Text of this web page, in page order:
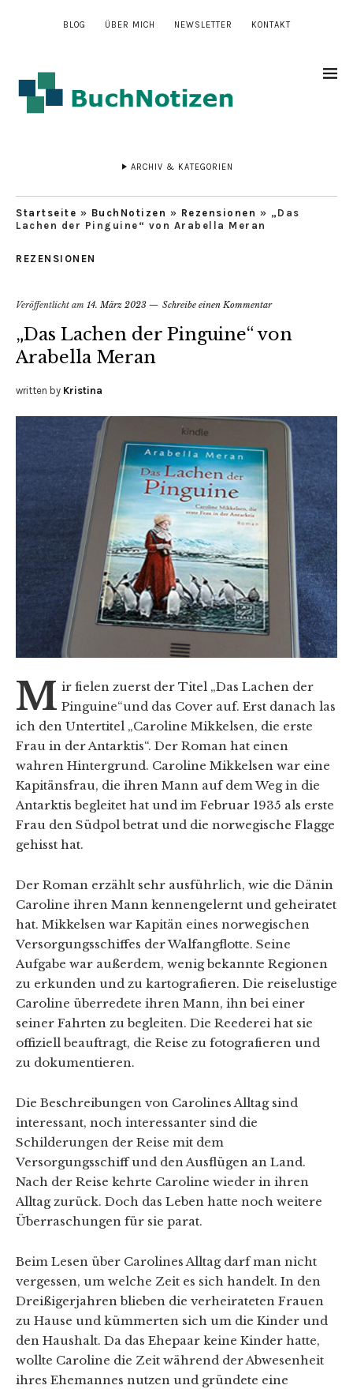
BLOG ÜBER MICH NEWSLETTER KONTAKT
ARCHIV & KATEGORIEN
Startseite » BuchNotizen » Rezensionen » „Das
Lachen der Pinguine“ von Arabella Meran
REZENSIONEN
Veröffentlicht am 14. März 2023 Schreibe einen Kommentar
„Das Lachen der Pinguine“ von
Arabella Meran
written by Kristina
M ir fielen zuerst der Titel „Das Lachen der
Pinguine“und das Cover auf. Erst danach las
ich den Untertitel „Caroline Mikkelsen, die erste
Frau in der Antarktis“. Der Roman hat einen
wahren Hintergrund. Caroline Mikkelsen war eine
Kapitänsfrau, die ihren Mann auf dem Weg in die
Antarktis begleitet hat und im Februar 1935 als erste
Frau den Südpol betrat und die norwegische Flagge
gehisst hat.
Der Roman erzählt sehr ausführlich, wie die Dänin
Caroline ihren Mann kennengelernt und geheiratet
hat. Mikkelsen war Kapitän eines norwegischen
Versorgungsschiffes der Walfangflotte. Seine
Aufgabe war außerdem, wenig bekannte Regionen
zu erkunden und zu kartografieren. Die reiselustige
Caroline überredete ihren Mann, ihn bei einer
seiner Fahrten zu begleiten. Die Reederei hat sie
offiziell beauftragt, die Reise zu fotografieren und
zu dokumentieren.
Die Beschreibungen von Carolines Alltag sind
interessant, noch interessanter sind die
Schilderungen der Reise mit dem
Versorgungsschiff und den Ausflügen an Land.
Nach der Reise kehrte Caroline wieder in ihren
Alltag zurück. Doch das Leben hatte noch weitere
Überraschungen für sie parat.
Beim Lesen über Carolines Alltag darf man nicht
vergessen, um welche Zeit es sich handelt. In den
Dreißigerjahren blieben die verheirateten Frauen
zu Hause und kümmerten sich um die Kinder und
den Haushalt. Da das Ehepaar keine Kinder hatte,
wollte Caroline die Zeit während der Abwesenheit
ihres Ehemannes nutzen und gründete eine